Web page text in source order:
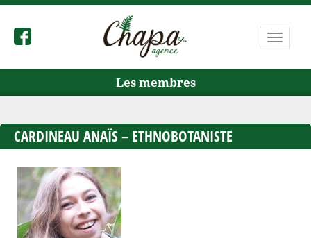
la
Les membres
CARDINEAU ANAÏS – ETHNOBOTANISTE